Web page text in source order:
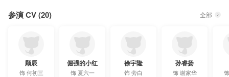
跛沙：李昊甲@最后的都灵人
Phoenix：唐国胜@唐国胜-Chris
参演 CV (20) 全部
顾辰
饰何初三
倔强的小红
饰 夏六一
徐宇隆
饰旁白
孙睿扬
饰谢家华